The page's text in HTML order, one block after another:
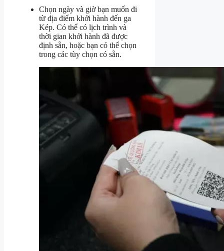
Chọn ngày và giờ bạn muốn đi
từ địa điểm khởi hành đến ga
Kép. Có thể có lịch trình và
thời gian khởi hành đã được
định sẵn, hoặc bạn có thể chọn
trong các tùy chọn có sẵn.